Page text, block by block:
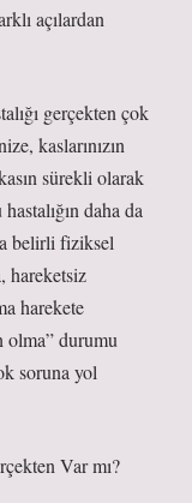
açılardan
gerçekten çok
kaslarınızın
sürekli olarak
daha da
belirli fiziksel
hareketsiz
harekete
olma” durumu
soruna yol
Var mı?